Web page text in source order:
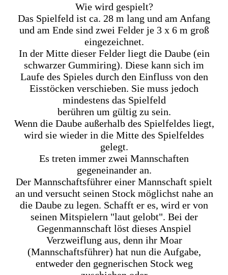
Wie wird gespielt?
Das Spielfeld ist ca. 28 m lang und am Anfang
und am Ende sind zwei Felder je 3 x 6 m groß
eingezeichnet.
In der Mitte dieser Felder liegt die Daube (ein
schwarzer Gummiring). Diese kann sich im
Laufe des Spieles durch den Einfluss von den
Eisstöcken verschieben. Sie muss jedoch
mindestens das Spielfeld
berühren um gültig zu sein.
Wenn die Daube außerhalb des Spielfeldes liegt,
wird sie wieder in die Mitte des Spielfeldes
gelegt.
Es treten immer zwei Mannschaften
gegeneinander an.
Der Mannschaftsführer einer Mannschaft spielt
an und versucht seinen Stock möglichst nahe an
die Daube zu legen. Schafft er es, wird er von
seinen Mitspielern "laut gelobt". Bei der
Gegenmannschaft löst dieses Anspiel
Verzweiflung aus, denn ihr Moar
(Mannschaftsführer) hat nun die Aufgabe,
entweder den gegnerischen Stock weg